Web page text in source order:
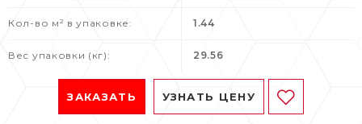
Кол-во м² в упаковке: 1.44
Вес упаковки (кг): 29.56
ЗАКАЗАТЬ УЗНАТЬ ЦЕНУ